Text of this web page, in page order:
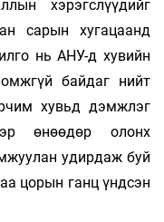
хэрэгслүүдийг
сарын хугацаанд
нь АНУ-д хувийн
байдаг нийт
хувьд дэмжлэг
өнөөдөр олонх
удирдаж буй
цорын ганц үндсэн